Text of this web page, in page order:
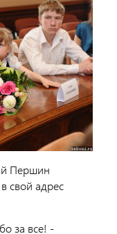
Першин
свой адрес
за все! -